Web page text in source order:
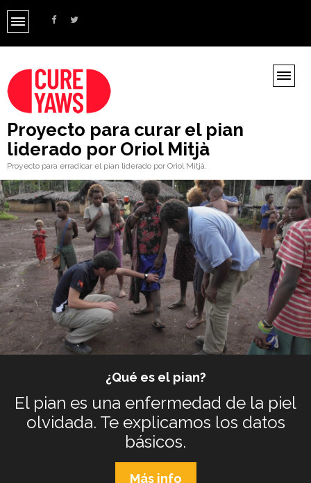
Proyecto para curar el pian
liderado por Oriol Mitjà
Proyecto para erradicar el pian liderado por Oriol Mitjà.
Ayúdanos a erradicar el pian
Con tu donativo nos ayudarás a dar un